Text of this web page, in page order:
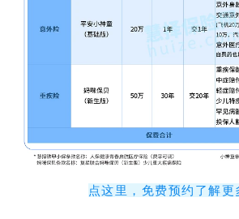
点这里，免费预约了解更